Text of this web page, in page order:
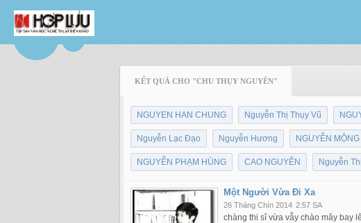
KẾT QUẢ CHO "CHU THỤY NGUYÊN"
NGUYEN HAN CHUNG Nguyễn Thị Thụy Vũ
Nguyễn Lạc Đạo Nguyễn Hương NGUYỄN MỘNG
NGUYỄN PHẠM HÙNG CAO NGUYÊN Nguyễn
Một Người Vừa Đi Xa
26 Tháng Chín 2014 2:57 SA
chàng thi sĩ vừa vẫy chào mây bay